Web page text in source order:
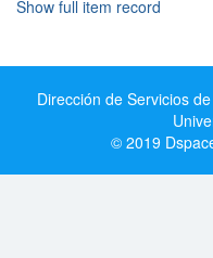
Show full item record
Dirección de Servicios
© 2019